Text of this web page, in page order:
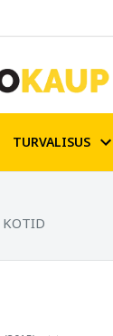
TURVALISUS
KOTID